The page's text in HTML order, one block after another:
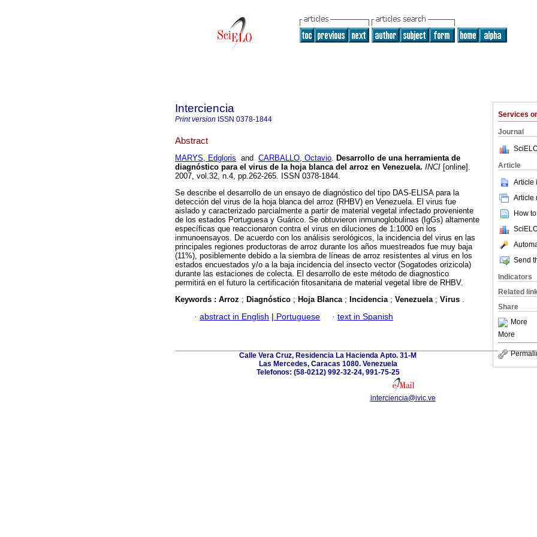
Services
Journal
Article
Article
Article
How
Send
Indicators
Related
Share
More
More
Interciencia
Print version ISSN 0378-1844
Abstract
MARYS, Edgloris and CARBALLO, Octavio. Desarrollo de una herramienta de
diagnóstico para el virus de la hoja blanca del arroz en Venezuela. INCI [online].
2007, vol.32, n.4, pp.262-265. ISSN 0378-1844.
Se describe el desarrollo de un ensayo de diagnóstico del tipo DAS-ELISA para la
detección del virus de la hoja blanca del arroz (RHBV) en Venezuela. El virus fue
aislado y caracterizado parcialmente a partir de material vegetal infectado proveniente
de los estados Portuguesa y Guárico. Se obtuvieron inmunoglobulinas (IgGs) altamente
específicas que reaccionaron contra el virus en diluciones de 1:1000 en los
inmunoensayos. De acuerdo con los análisis serológicos, la incidencia del virus en las
principales regiones productoras de arroz durante los años muestreados fue muy baja
(11%), posiblemente debido a la siembra de líneas de arroz resistentes al virus en los
estados encuestados y/o a la baja incidencia del insecto vector (Sogatodes orizicola)
durante las estaciones de colecta. El desarrollo de este método de diagnostico
permitirá en el futuro la certificación fitosanitaria de material vegetal libre de RHBV.
Keywords : Arroz ; Diagnóstico ; Hoja Blanca ; Incidencia ; Venezuela ; Virus .
· abstract in English | Portuguese · text in Spanish
Calle Vera Cruz, Residencia La Hacienda Apto. 31-M
Las Mercedes, Caracas 1080. Venezuela
Telefonos: (58-0212) 992-32-24, 991-75-25
interciencia@ivic.ve